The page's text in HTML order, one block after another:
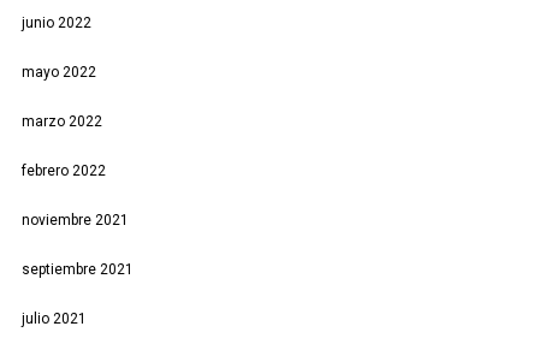
junio 2022
mayo 2022
marzo 2022
febrero 2022
noviembre 2021
septiembre 2021
julio 2021